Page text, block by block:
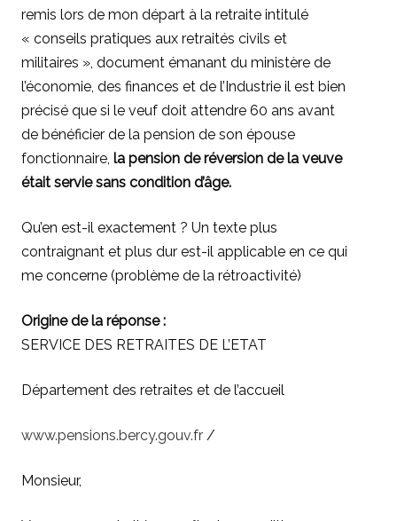
remis lors de mon départ à la retraite intitulé
« conseils pratiques aux retraités civils et
militaires », document émanant du ministère de
l’économie, des finances et de l’Industrie il est bien
précisé que si le veuf doit attendre 60 ans avant
de bénéficier de la pension de son épouse
fonctionnaire, la pension de réversion de la veuve
était servie sans condition d’âge.
Qu’en est-il exactement ? Un texte plus
contraignant et plus dur est-il applicable en ce qui
me concerne (problème de la rétroactivité)
Origine de la réponse :
SERVICE DES RETRAITES DE L’ETAT
Département des retraites et de l’accueil
www.pensions.bercy.gouv.fr /
Monsieur,